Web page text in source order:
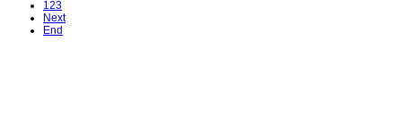
123
Next
End